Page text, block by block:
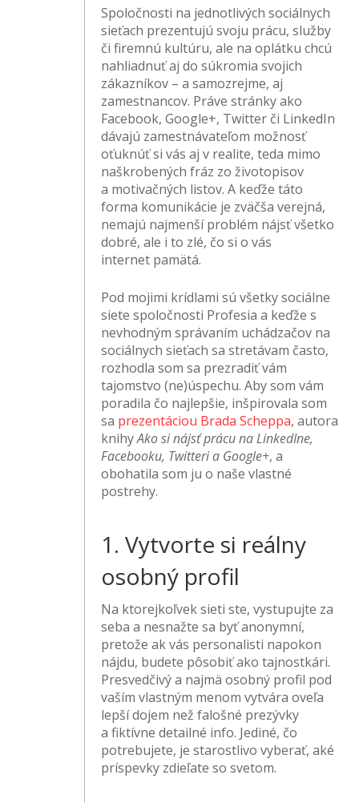
Spoločnosti na jednotlivých sociálnych
sieťach prezentujú svoju prácu, služby
či firemnú kultúru, ale na oplátku chcú
nahliadnuť aj do súkromia svojich
zákazníkov – a samozrejme, aj
zamestnancov. Práve stránky ako
Facebook, Google+, Twitter či LinkedIn
dávajú zamestnávateľom možnosť
oťuknúť si vás aj v realite, teda mimo
naškrobených fráz zo životopisov
a motivačných listov. A keďže táto
forma komunikácie je zväčša verejná,
nemajú najmenší problém nájsť všetko
dobré, ale i to zlé, čo si o vás
internet pamätá.
Pod mojimi krídlami sú všetky sociálne
siete spoločnosti Profesia a keďže s
nevhodným správaním uchádzačov na
sociálnych sieťach sa stretávam často,
rozhodla som sa prezradiť vám
tajomstvo (ne)úspechu. Aby som vám
poradila čo najlepšie, inšpirovala som
sa prezentáciou Brada Scheppa, autora
knihyAko si nájsť prácu na LinkedIne,
Facebooku, Twitteri a Google+, a
obohatila som ju o naše vlastné
postrehy.
1. Vytvorte si reálny
osobný profil
Na ktorejkoľvek sieti ste, vystupujte za
seba a nesnažte sa byť anonymní,
pretože ak vás personalisti napokon
nájdu, budete pôsobiť ako tajnostkári.
Presvedčivý a najmä osobný profil pod
vaším vlastným menom vytvára oveľa
lepší dojem než falošné prezývky
a fiktívne detailné info. Jediné, čo
potrebujete, je starostlivo vyberať, aké
príspevky zdieľate so svetom.